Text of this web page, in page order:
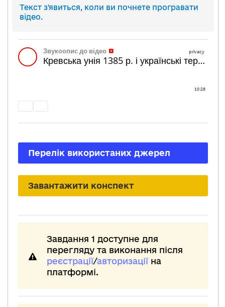
Текст з'явиться, коли ви почнете програвати
відео.
Перелік використаних джерел
Завантажити конспект
Завдання 1 доступне для
перегляду та виконання після
реєстрації/авторизаціїна
платформі.